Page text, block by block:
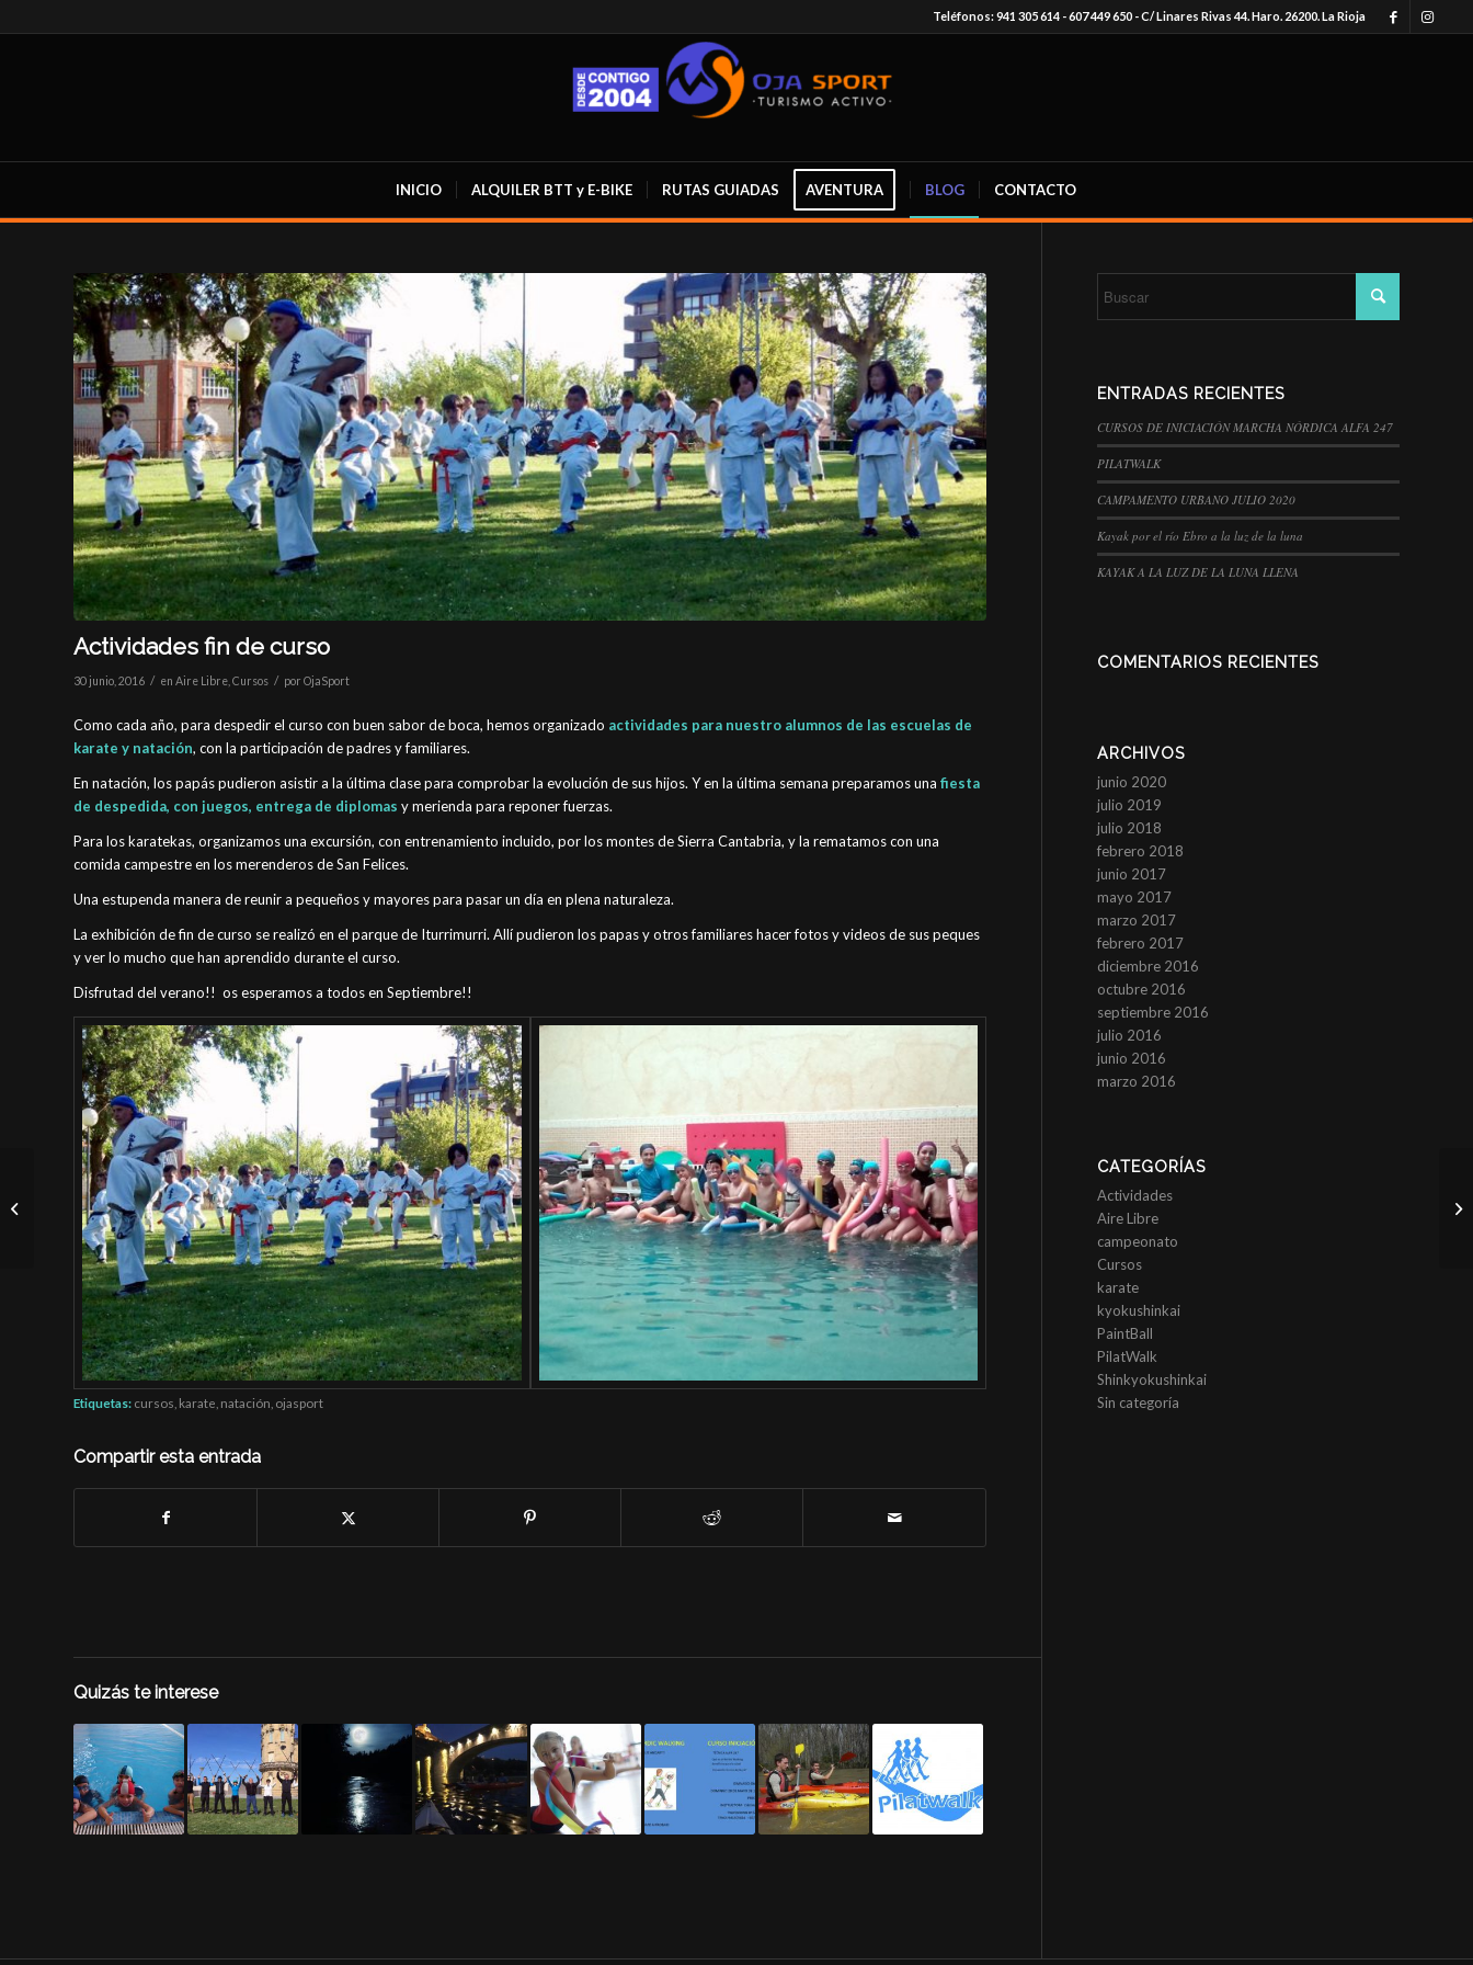
Teléfonos: 941 305 614 - 607 449 650 - C/ Linares Rivas 44. Haro. 26200. La Rioja
INICIO ALQUILER BTT y E-BIKE RUTAS GUIADAS AVENTURA BLOG CONTACTO
Actividades fin de curso
30 junio, 2016 / en Aire Libre Cursos / por OjaSport
Como cada año, para despedir el curso con buen sabor de boca, hemos organizado actividades para nuestro alumnos de las escuelas de
karate y natación, con la participación de padres y familiares.
En natación, los papás pudieron asistir a la última clase para comprobar la evolución de sus hijos. Y en la última semana preparamos una fiesta
de despedida, con juegos, entrega de diplomas y merienda para reponer fuerzas.
Para los karatekas, organizamos una excursión, con entrenamiento incluido, por los montes de Sierra Cantabria, y la rematamos con una
comida campestre en los merenderos de San Felices.
Una estupenda manera de reunir a pequeños y mayores para pasar un día en plena naturaleza.
La exhibición de fin de curso se realizó en el parque de Iturrimurri. Allí pudieron los papas y otros familiares hacer fotos y videos de sus peques
y ver lo mucho que han aprendido durante el curso.
Disfrutad del verano!! os esperamos a todos en Septiembre!!
Etiquetas: cursos karate natación ojasport
Compartir esta entrada
Quizás te interese
ENTRADAS RECIENTES
CURSOS DE INICIACIÓN MARCHA NÓRDICA ALFA 247
PILATWALK
CAMPAMENTO URBANO JULIO 2020
Kayak por el río Ebro a la luz de la luna
KAYAK A LA LUZ DE LA LUNA LLENA
COMENTARIOS RECIENTES
ARCHIVOS
junio 2020
julio 2019
julio 2018
febrero 2018
junio 2017
mayo 2017
marzo 2017
febrero 2017
diciembre 2016
octubre 2016
septiembre 2016
julio 2016
junio 2016
marzo 2016
CATEGORÍAS
Actividades
Aire Libre
campeonato
Cursos
karate
kyokushinkai
PaintBall
PilatWalk
Shinkyokushinkai
Sin categoría
Nordic Walking